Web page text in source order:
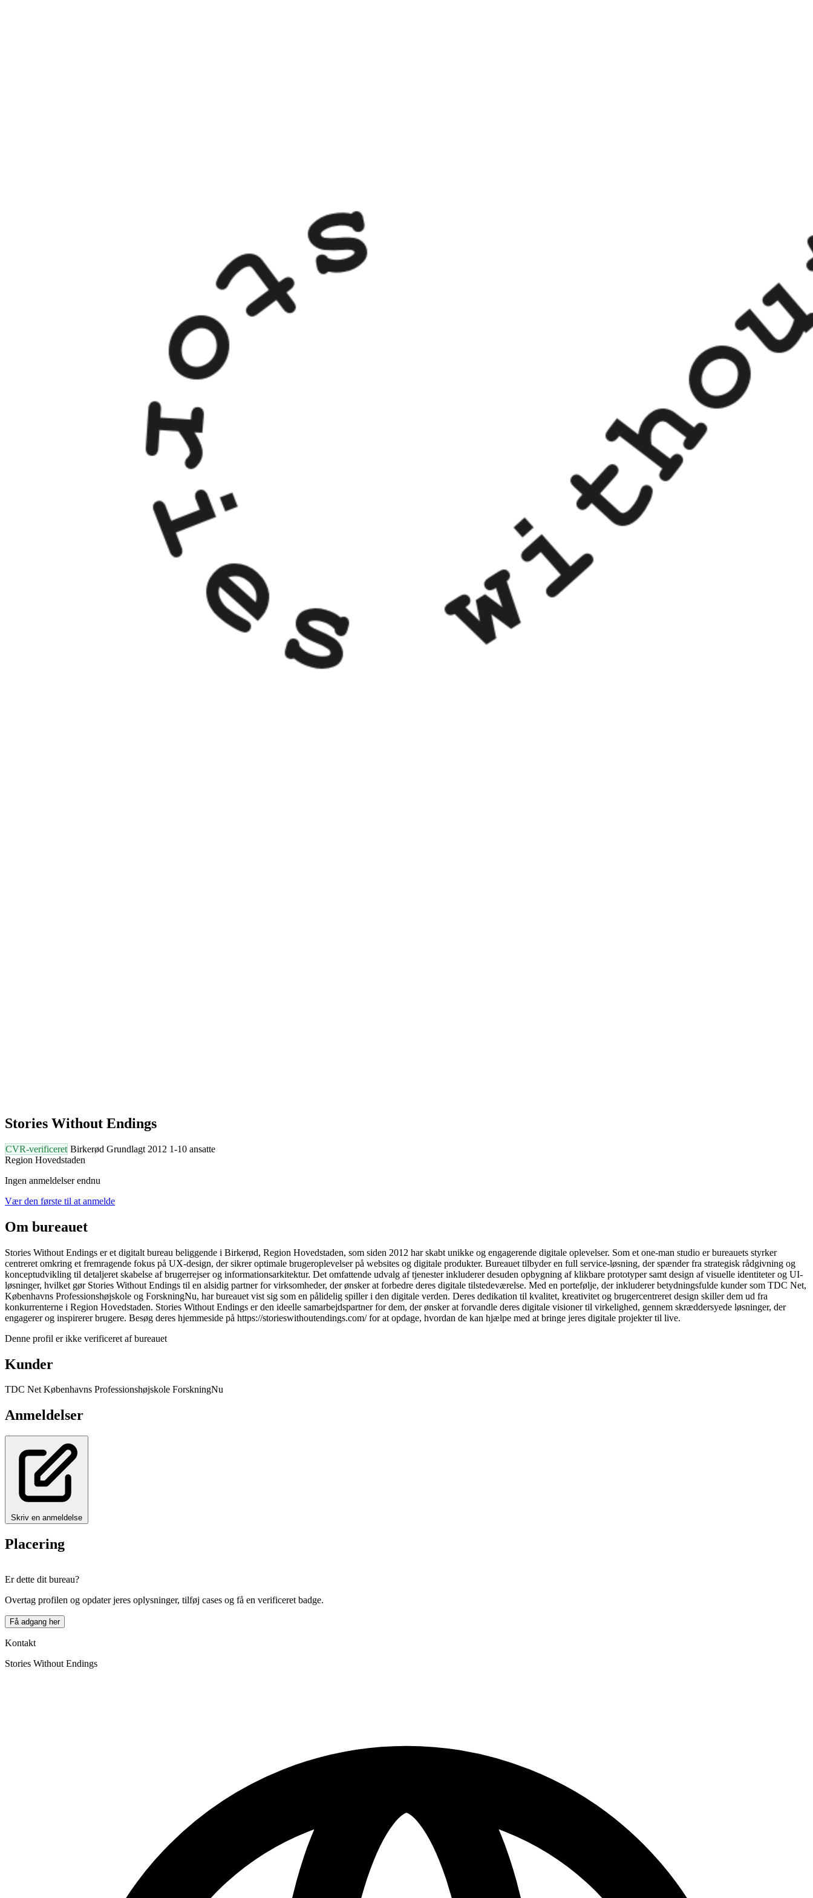
Stories Without Endings
CVR-verificeret Birkerød Grundlagt 2012 1-10 ansatte
Region Hovedstaden
Ingen anmeldelser endnu
Vær den første til at anmelde
Om bureauet
Stories Without Endings er et digitalt bureau beliggende i Birkerød, Region Hovedstaden, som siden 2012 har skabt unikke og engagerende digitale oplevelser. Som et one-man studio er bureauets styrker
centreret omkring et fremragende fokus på UX-design, der sikrer optimale brugeroplevelser på websites og digitale produkter. Bureauet tilbyder en full service-løsning, der spænder fra strategisk rådgivning og
konceptudvikling til detaljeret skabelse af brugerrejser og informationsarkitektur. Det omfattende udvalg af tjenester inkluderer desuden opbygning af klikbare prototyper samt design af visuelle identiteter og UI-
løsninger, hvilket gør Stories Without Endings til en alsidig partner for virksomheder, der ønsker at forbedre deres digitale tilstedeværelse. Med en portefølje, der inkluderer betydningsfulde kunder som TDC Net,
Københavns Professionshøjskole og ForskningNu, har bureauet vist sig som en pålidelig spiller i den digitale verden. Deres dedikation til kvalitet, kreativitet og brugercentreret design skiller dem ud fra
konkurrenterne i Region Hovedstaden. Stories Without Endings er den ideelle samarbejdspartner for dem, der ønsker at forvandle deres digitale visioner til virkelighed, gennem skræddersyede løsninger, der
engagerer og inspirerer brugere. Besøg deres hjemmeside på https://storieswithoutendings.com/ for at opdage, hvordan de kan hjælpe med at bringe jeres digitale projekter til live.
Denne profil er ikke verificeret af bureauet
Kunder
TDC Net Københavns Professionshøjskole ForskningNu
Anmeldelser
Skriv en anmeldelse
Placering
+
−
Er dette dit bureau?
Overtag profilen og opdater jeres oplysninger, tilføj cases og få en verificeret badge.
Få adgang her
Kontakt
Stories Without Endings